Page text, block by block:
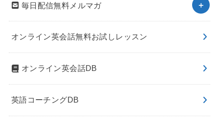
毎日配信無料メルマガ
オンライン英会話無料お試しレッスン
オンライン英会話DB
英語コーチングDB